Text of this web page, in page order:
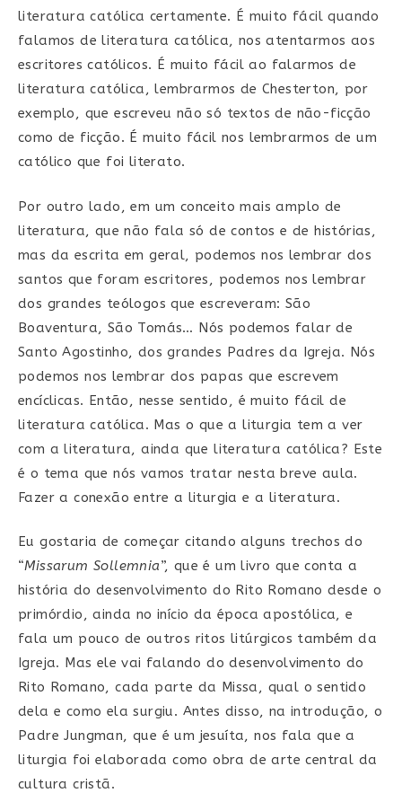
literatura católica certamente. É muito fácil quando
falamos de literatura católica, nos atentarmos aos
escritores católicos. É muito fácil ao falarmos de
literatura católica, lembrarmos de Chesterton, por
exemplo, que escreveu não só textos de não-ficção
como de ficção. É muito fácil nos lembrarmos de um
católico que foi literato.
Por outro lado, em um conceito mais amplo de
literatura, que não fala só de contos e de histórias,
mas da escrita em geral, podemos nos lembrar dos
santos que foram escritores, podemos nos lembrar
dos grandes teólogos que escreveram: São
Boaventura, São Tomás… Nós podemos falar de
Santo Agostinho, dos grandes Padres da Igreja. Nós
podemos nos lembrar dos papas que escrevem
encíclicas. Então, nesse sentido, é muito fácil de
literatura católica. Mas o que a liturgia tem a ver
com a literatura, ainda que literatura católica? Este
é o tema que nós vamos tratar nesta breve aula.
Fazer a conexão entre a liturgia e a literatura.
Eu gostaria de começar citando alguns trechos do
“Missarum Sollemnia”, que é um livro que conta a
história do desenvolvimento do Rito Romano desde o
primórdio, ainda no início da época apostólica, e
fala um pouco de outros ritos litúrgicos também da
Igreja. Mas ele vai falando do desenvolvimento do
Rito Romano, cada parte da Missa, qual o sentido
dela e como ela surgiu. Antes disso, na introdução, o
Padre Jungman, que é um jesuíta, nos fala que a
liturgia foi elaborada como obra de arte central da
cultura cristã.